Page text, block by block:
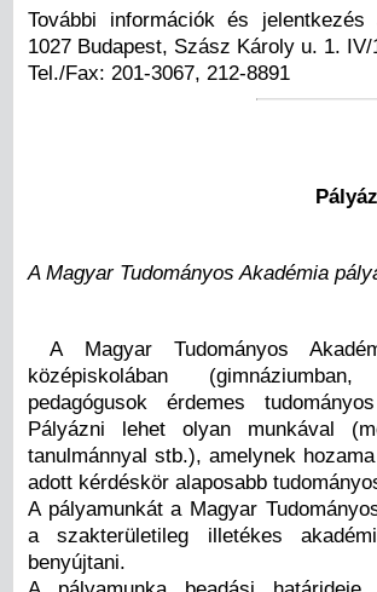
További információk és
1027 Budapest, Szász Károly u. 1. IV/
Tel./Fax: 201-3067, 212-8891
A Magyar Tudományos Akadémia
A Magyar Tudományos
középiskolában
pedagógusok érdemes
Pályázni lehet olyan munkával
tanulmánnyal stb.), amelynek
adott kérdéskör alaposabb
A pályamunkát a Magyar
a szakterületileg illetékes
benyújtani.